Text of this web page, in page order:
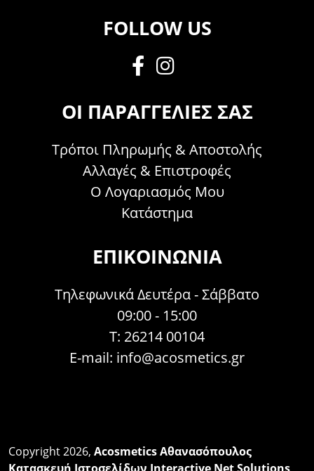
FOLLOW US
ΟΙ ΠΑΡΑΓΓΕΛΊΕΣ ΣΑΣ
Τρόποι Πληρωμής & Αποστολής
Αλλαγές & Επιστροφές
Ο Λογαριασμός Μου
Κατάστημα
ΕΠΙΚΟΙΝΩΝΊΑ
Τηλεφωνικά Δευτέρα - Σάββατο
09:00 - 15:00
Τ: 26214 00104
E-mail: info@acosmetics.gr
Copyright 2026, Acosmetics Αθανασόπουλος